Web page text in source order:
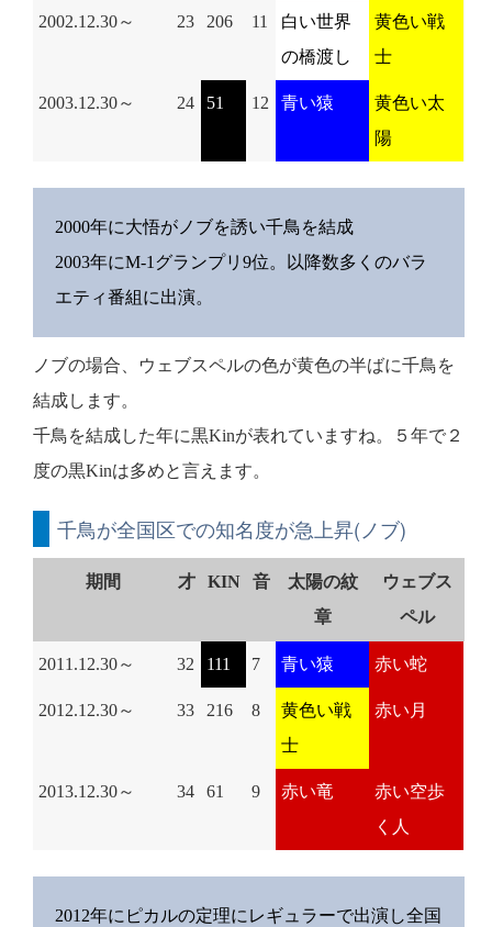
2002.12.30～ 23 206 11
白い世界
の橋渡し
黄色い戦
士
2003.12.30～ 24 51 12 青い猿
黄色い太
陽
2000年に大悟がノブを誘い千鳥を結成
2003年にM-1グランプリ9位。以降数多くのバラ
エティ番組に出演。
ノブの場合、ウェブスペルの色が黄色の半ばに千鳥を
結成します。
千鳥を結成した年に黒Kinが表れていますね。５年で２
度の黒Kinは多めと言えます。
千鳥が全国区での知名度が急上昇(ノブ)
期間 才 KIN 音
太陽の紋
章
ウェブス
ペル
2011.12.30～ 32 111 7 青い猿 赤い蛇
2012.12.30～ 33 216 8
黄色い戦
士
赤い月
2013.12.30～ 34 61 9 赤い竜
赤い空歩
く人
2012年にピカルの定理にレギュラーで出演し全国